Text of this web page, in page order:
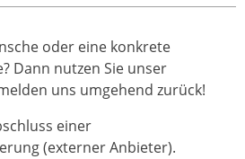
oder eine konkrete
Dann nutzen Sie unser
uns umgehend zurück!
einer
(externer Anbieter).